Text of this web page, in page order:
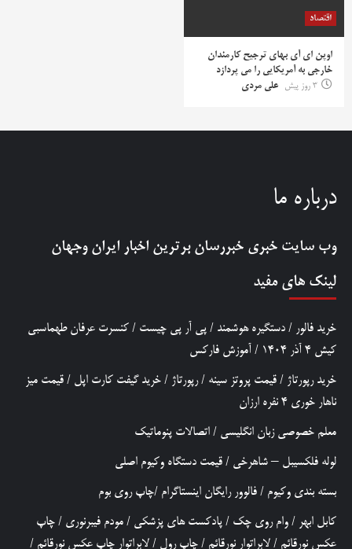
اقتصاد
اوپن ای آی بهای ترجیح کارمندان
خارجی به آمریکایی را می پردازد
3 روز پیش
علی مردی
درباره ما
وب سایت خبری خبررسان برترین اخبار ایران وجهان
لینک های مفید
خرید فالور / دستگیره هوشمند / پی آر پی چیست / کنسرت عرفان طهماسبی
کیش 4 آذر 1404
/ آموزش فارکس
خرید رپورتاژ / قیمت پروتز سینه /رپورتاژ / خرید گیفت کارت اپل / قیمت میز
ناهار خوری 4 نفره ارزان
معلم خصوصی زبان انگلیسی / اتصالات پنوماتیک
لوله فلکسیبل – شاهرخی / قیمت دستگاه وکیوم اصلی
بسته بندی وکیوم / فالوور رایگان اینستاگرام /چاپ روی بوم
کابل ابهر / وام روی چک / پادکست های پزشکی / مودم فیبرنوری / چاپ
عکس نورقائم / لابراتوار نورقائم / چاپ رول / لابراتوار چاپ عکس نورقائم /